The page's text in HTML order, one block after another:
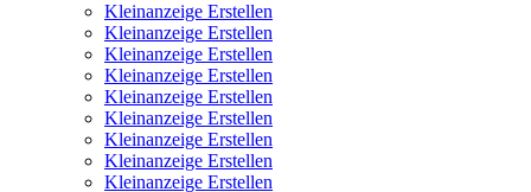
Kleinanzeige Erstellen
Kleinanzeige Erstellen
Kleinanzeige Erstellen
Kleinanzeige Erstellen
Kleinanzeige Erstellen
Kleinanzeige Erstellen
Kleinanzeige Erstellen
Kleinanzeige Erstellen
Kleinanzeige Erstellen